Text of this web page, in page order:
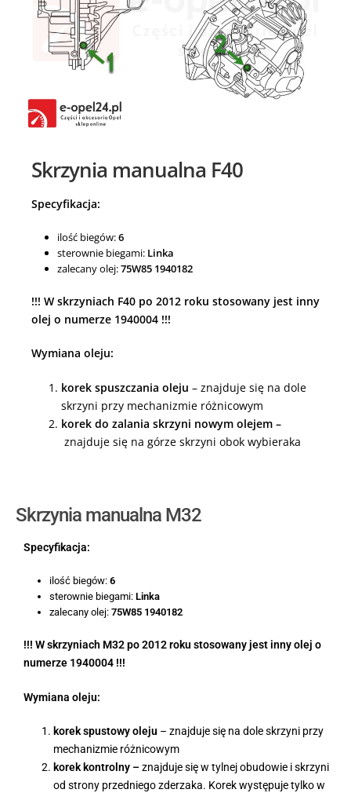
Skrzynia manualna F40
Specyfikacja:
ilość biegów:6
sterownie biegami: Linka
zalecany olej:75W85 1940182
!!! W skrzyniach F40 po 2012 roku stosowany jest inny
olej o numerze 1940004 !!!
Wymiana oleju:
korek spuszczania oleju – znajduje się na dole
skrzyni przy mechanizmie różnicowym
korek do zalania skrzyni nowym olejem –
znajduje się na górze skrzyni obok wybieraka
Skrzynia manualna M32
Specyfikacja:
ilość biegów:6
sterownie biegami:Linka
zalecany olej: 75W85 1940182
!!! W skrzyniach M32 po 2012 roku stosowany jest inny olej o
numerze 1940004 !!!
Wymiana oleju:
korek spustowy oleju – znajduje się na dole skrzyni przy
mechanizmie różnicowym
korek kontrolny –znajduje się w tylnej obudowie i skrzyni
od strony przedniego zderzaka. Korek występuje tylko w